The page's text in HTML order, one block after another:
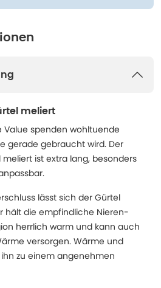
meliert
Value spenden wohltuende
gerade gebraucht wird. Der
ist extra lang, besonders
lässt sich der Gürtel
hält die empfindliche Nieren-
herrlich warm und kann auch
versorgen. Wärme und
zu einem angenehmen